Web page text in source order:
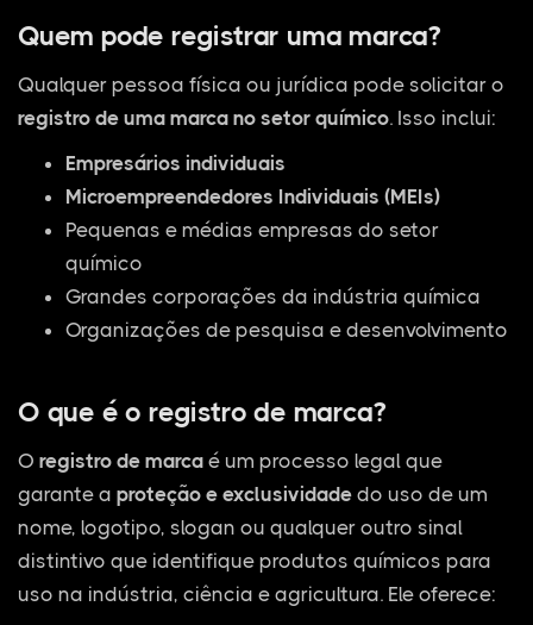
Quem pode registrar uma marca?
Qualquer pessoa física ou jurídica pode solicitar o
registro de uma marca no setor químico. Isso inclui:
Empresários individuais
Microempreendedores Individuais (MEIs)
Pequenas e médias empresas do setor
químico
Grandes corporações da indústria química
Organizações de pesquisa e desenvolvimento
O que é o registro de marca?
O registro de marca é um processo legal que
garante a proteção e exclusividade do uso de um
nome, logotipo, slogan ou qualquer outro sinal
distintivo que identifique produtos químicos para
uso na indústria, ciência e agricultura. Ele oferece: